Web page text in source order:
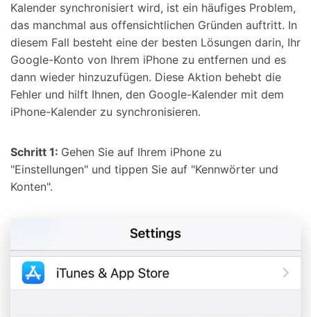
Kalender synchronisiert wird, ist ein häufiges Problem,
das manchmal aus offensichtlichen Gründen auftritt. In
diesem Fall besteht eine der besten Lösungen darin, Ihr
Google-Konto von Ihrem iPhone zu entfernen und es
dann wieder hinzuzufügen. Diese Aktion behebt die
Fehler und hilft Ihnen, den Google-Kalender mit dem
iPhone-Kalender zu synchronisieren.
Schritt 1: Gehen Sie auf Ihrem iPhone zu
"Einstellungen" und tippen Sie auf "Kennwörter und
Konten".